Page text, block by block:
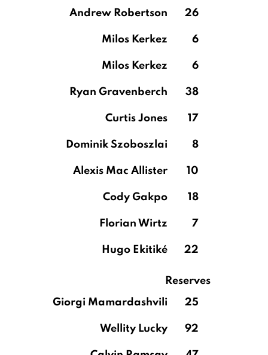
Andrew Robertson 26
Milos Kerkez 6
Milos Kerkez 6
Ryan Gravenberch 38
Curtis Jones 17
Dominik Szoboszlai 8
Alexis Mac Allister 10
Cody Gakpo 18
Florian Wirtz 7
Hugo Ekitiké 22
Reserves
Giorgi Mamardashvili
25
Wellity Lucky 92